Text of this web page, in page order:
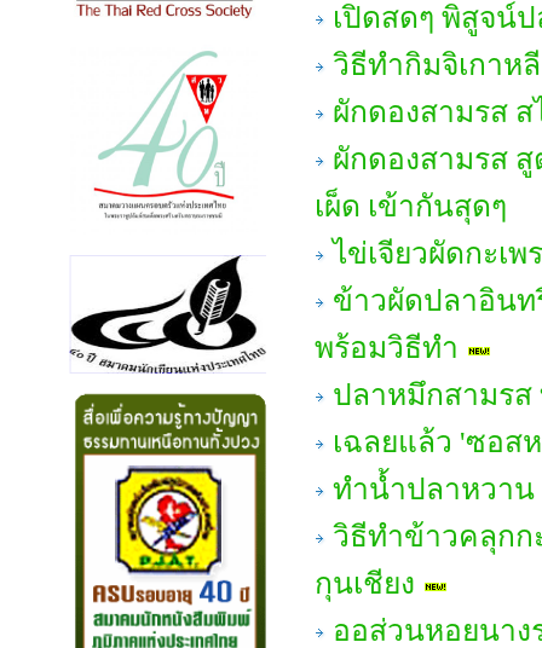
เปิดสดๆ พิสูจน์
วิธีทำกิมจิเกาห
ผักดองสามรส
ผักดองสามรส
เผ็ด เข้ากันสุดๆ
ไข่เจียวผัดกะเพ
ข้าวผัดปลาอินท
พร้อมวิธีทำ
ปลาหมึกสามรส
เฉลยแล้ว 'ซอส
ทำน้ำปลาหวาน
วิธีทำข้าวคลุก
กุนเชียง
ออส่วนหอยนาง